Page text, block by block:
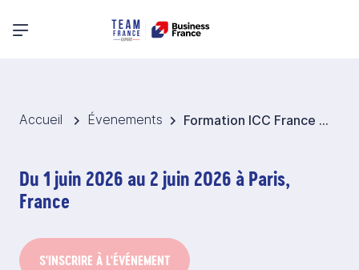
Menu principal
Accueil Évenements Formation ICC France Conseil : Sécurisation et financement du commerce international - Spécificité des opérations de crédit documentaire dans le domaine des Commodities
Du 1 juin 2026 au 2 juin 2026 à Paris,
France
S'INSCRIRE À L'ÉVÉNEMENT